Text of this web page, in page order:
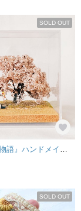
SOLD OUT
SOLD OUT